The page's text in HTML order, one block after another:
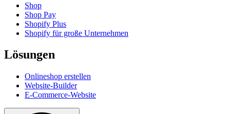
Shop
Shop Pay
Shopify Plus
Shopify für große Unternehmen
Lösungen
Onlineshop erstellen
Website-Builder
E-Commerce-Website